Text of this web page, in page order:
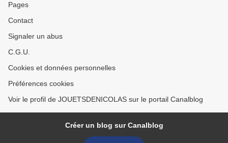
Pages
Contact
Signaler un abus
C.G.U.
Cookies et données personnelles
Préférences cookies
Voir le profil de JOUETSDENICOLAS sur le portail Canalblog
Créer un blog sur Canalblog